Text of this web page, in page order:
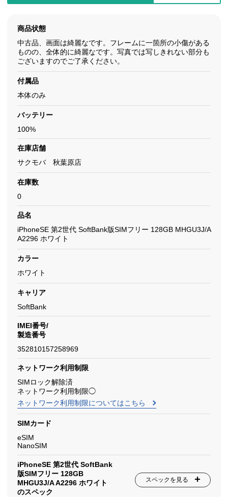
商品状態
中古品、画面は綺麗なです。フレームに一箇所の小傷がある
ものの、全体的に綺麗なです。写真では写しきれない部分も
ございますのでご了承ください。
付属品
本体のみ
バッテリー
100%
在庫店舗
サクモバ 秋葉原店
在庫数
0
品名
iPhoneSE 第2世代 SoftBank版SIMフリー 128GB MHGU3J/A
A2296 ホワイト
カラー
ホワイト
キャリア
SoftBank
IMEI番号/
製造番号
352810157258969
ネットワーク利用制限
SIMロック解除済
ネットワーク利用制限◯
ネットワーク利用制限についてはこちら
SIMカード
eSIM
NanoSIM
iPhoneSE 第2世代 SoftBank
版SIMフリー 128GB
MHGU3J/A A2296 ホワイト
のスペック
スペックを見る